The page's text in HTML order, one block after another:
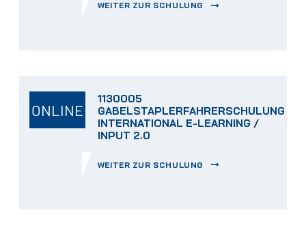
WEITER ZUR SCHULUNG
ONLINE
1130005
GABELSTAPLERFAHRERSCHULUNG
INTERNATIONAL E-LEARNING /
INPUT 2.0
WEITER ZUR SCHULUNG